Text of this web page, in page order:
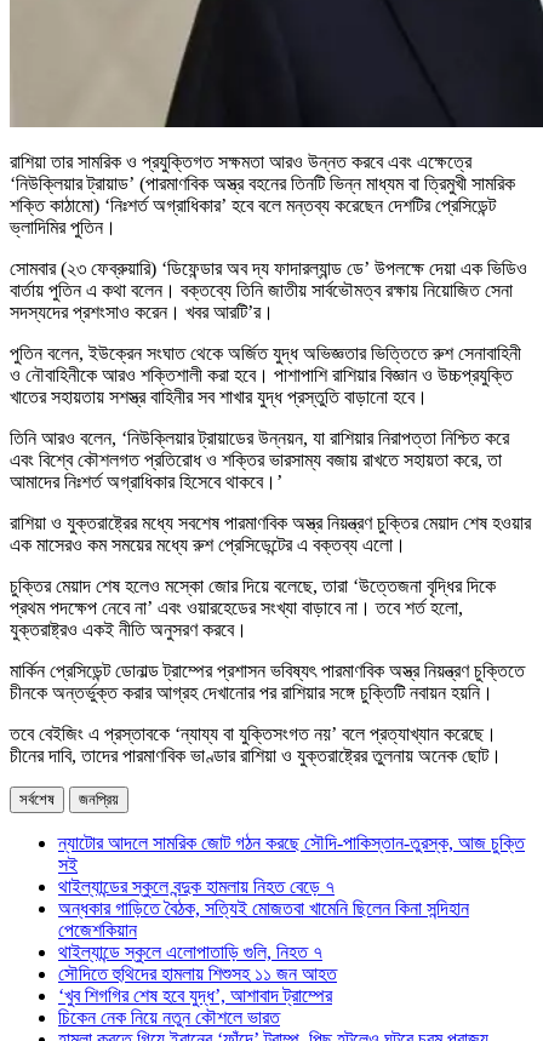
রাশিয়া তার সামরিক ও প্রযুক্তিগত সক্ষমতা আরও উন্নত করবে এবং এক্ষেত্রে
‘নিউক্লিয়ার ট্রায়াড’ (পারমাণবিক অস্ত্র বহনের তিনটি ভিন্ন মাধ্যম বা ত্রিমুখী সামরিক
শক্তি কাঠামো) ‘নিঃশর্ত অগ্রাধিকার’ হবে বলে মন্তব্য করেছেন দেশটির প্রেসিডেন্ট
ভ্লাদিমির পুতিন।
সোমবার (২৩ ফেব্রুয়ারি) ‘ডিফেন্ডার অব দ্য ফাদারল্যান্ড ডে’ উপলক্ষে দেয়া এক ভিডিও
বার্তায় পুতিন এ কথা বলেন। বক্তব্যে তিনি জাতীয় সার্বভৌমত্ব রক্ষায় নিয়োজিত সেনা
সদস্যদের প্রশংসাও করেন। খবর আরটি’র।
পুতিন বলেন, ইউক্রেন সংঘাত থেকে অর্জিত যুদ্ধ অভিজ্ঞতার ভিত্তিতে রুশ সেনাবাহিনী
ও নৌবাহিনীকে আরও শক্তিশালী করা হবে। পাশাপাশি রাশিয়ার বিজ্ঞান ও উচ্চপ্রযুক্তি
খাতের সহায়তায় সশস্ত্র বাহিনীর সব শাখার যুদ্ধ প্রস্তুতি বাড়ানো হবে।
তিনি আরও বলেন, ‘নিউক্লিয়ার ট্রায়াডের উন্নয়ন, যা রাশিয়ার নিরাপত্তা নিশ্চিত করে
এবং বিশ্বে কৌশলগত প্রতিরোধ ও শক্তির ভারসাম্য বজায় রাখতে সহায়তা করে, তা
আমাদের নিঃশর্ত অগ্রাধিকার হিসেবে থাকবে।’
রাশিয়া ও যুক্তরাষ্ট্রের মধ্যে সবশেষ পারমাণবিক অস্ত্র নিয়ন্ত্রণ চুক্তির মেয়াদ শেষ হওয়ার
এক মাসেরও কম সময়ের মধ্যে রুশ প্রেসিডেন্টের এ বক্তব্য এলো।
চুক্তির মেয়াদ শেষ হলেও মস্কো জোর দিয়ে বলেছে, তারা ‘উত্তেজনা বৃদ্ধির দিকে
প্রথম পদক্ষেপ নেবে না’ এবং ওয়ারহেডের সংখ্যা বাড়াবে না। তবে শর্ত হলো,
যুক্তরাষ্ট্রও একই নীতি অনুসরণ করবে।
মার্কিন প্রেসিডেন্ট ডোনাল্ড ট্রাম্পের প্রশাসন ভবিষ্যৎ পারমাণবিক অস্ত্র নিয়ন্ত্রণ চুক্তিতে
চীনকে অন্তর্ভুক্ত করার আগ্রহ দেখানোর পর রাশিয়ার সঙ্গে চুক্তিটি নবায়ন হয়নি।
তবে বেইজিং এ প্রস্তাবকে ‘ন্যায্য বা যুক্তিসংগত নয়’ বলে প্রত্যাখ্যান করেছে।
চীনের দাবি, তাদের পারমাণবিক ভাণ্ডার রাশিয়া ও যুক্তরাষ্ট্রের তুলনায় অনেক ছোট।
সর্বশেষ জনপ্রিয়
ন্যাটোর আদলে সামরিক জোট গঠন করছে সৌদি-পাকিস্তান-তুরস্ক, আজ চুক্তি
সই
থাইল্যান্ডের স্কুলে বন্দুক হামলায় নিহত বেড়ে ৭
অন্ধকার গাড়িতে বৈঠক, সত্যিই মোজতবা খামেনি ছিলেন কিনা সন্দিহান
পেজেশকিয়ান
থাইল্যান্ডে স্কুলে এলোপাতাড়ি গুলি, নিহত ৭
সৌদিতে হুথিদের হামলায় শিশুসহ ১১ জন আহত
‘খুব শিগগির শেষ হবে যুদ্ধ’, আশাবাদ ট্রাম্পের
চিকেন নেক নিয়ে নতুন কৌশলে ভারত